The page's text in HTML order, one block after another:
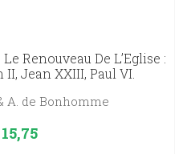
Renouveau De L’Eglise :
Jean XXIII, Paul VI.
A. de Bonhomme